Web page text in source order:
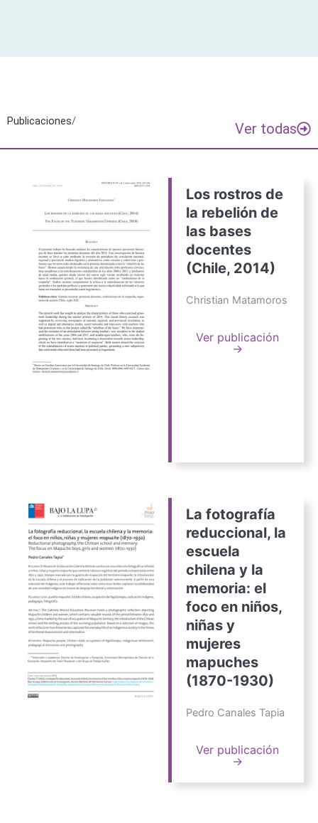
Publicaciones/ Ver todas
Los rostros de
la rebelión de
las bases
docentes
(Chile, 2014)
Christian Matamoros
Ver publicación
→
La fotografía
reduccional, la
escuela
chilena y la
memoria: el
foco en niños,
niñas y
mujeres
mapuches
(1870-1930)
Pedro Canales Tapia
Ver publicación
→